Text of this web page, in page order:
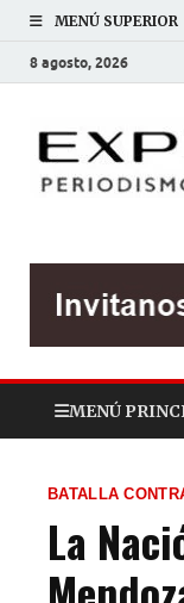
MENÚ SUPERIOR
8 agosto, 2026
MENÚ
BATALLA
La